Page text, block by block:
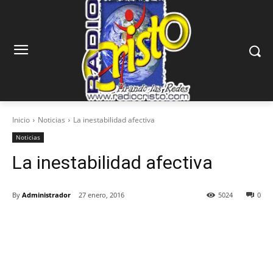
Inicio Noticias La inestabilidad afectiva
Noticias
La inestabilidad afectiva
By Administrador 27 enero, 2016 0
5024